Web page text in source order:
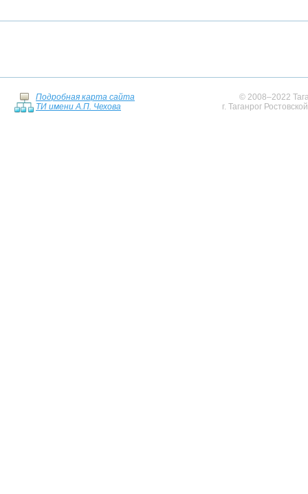
Подробная карта сайта
ТИ имени А.П. Чехова
© 2008–2022
г. Таганрог